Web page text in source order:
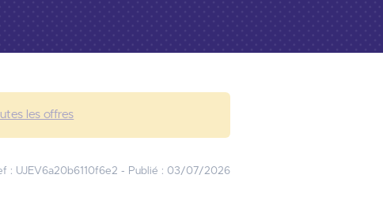
les offres
: UJEV6a20b6110f6e2 - Publié : 03/07/2026